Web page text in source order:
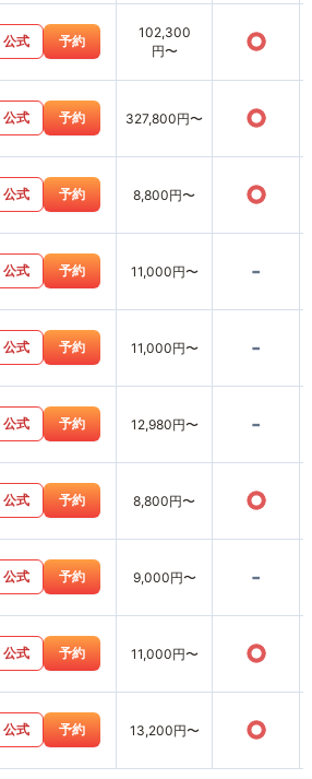
公式 予約
102,300
円〜
○
公式 予約 327,800円〜 ○
公式 予約 8,800円〜 ○
公式 予約 11,000円〜 -
公式 予約 11,000円〜 -
公式 予約 12,980円〜 -
公式 予約 8,800円〜 ○
公式 予約 9,000円〜 -
公式 予約 11,000円〜 ○
公式 予約 13,200円〜 ○